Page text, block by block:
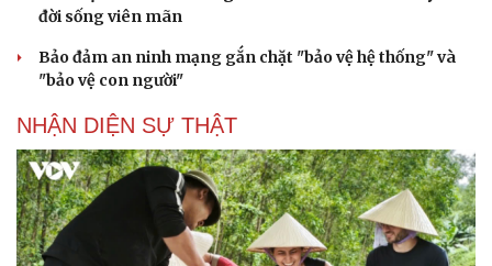
đời sống viên mãn
Bảo đảm an ninh mạng gắn chặt "bảo vệ hệ thống" và
"bảo vệ con người"
NHẬN DIỆN SỰ THẬT